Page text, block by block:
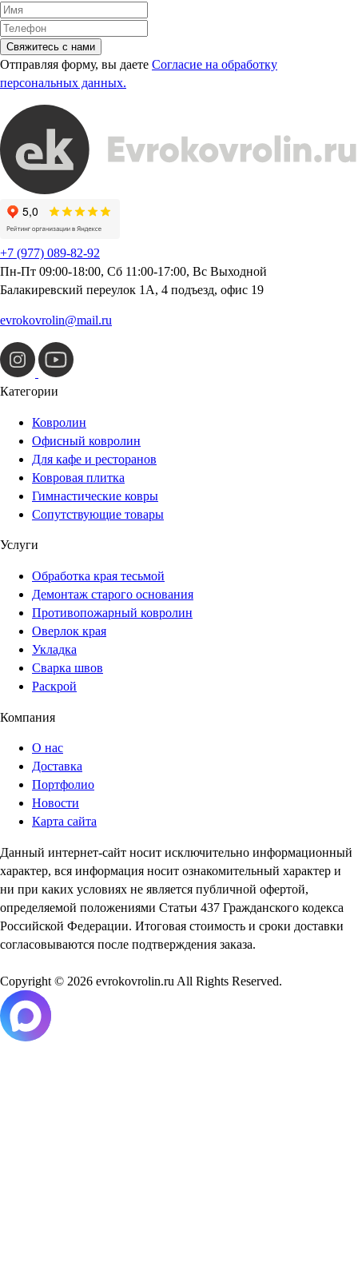
Свяжитесь с нами
Отправляя форму, вы даете Согласие на обработку
персональных данных.
+7 (977) 089-82-92
Пн-Пт 09:00-18:00, Сб 11:00-17:00, Вс Выходной
Балакиревский переулок 1А, 4 подъезд, офис 19
evrokovrolin@mail.ru
Категории
Ковролин
Офисный ковролин
Для кафе и ресторанов
Ковровая плитка
Гимнастические ковры
Сопутствующие товары
Услуги
Обработка края тесьмой
Демонтаж старого основания
Противопожарный ковролин
Оверлок края
Укладка
Сварка швов
Раскрой
Компания
О нас
Доставка
Портфолио
Новости
Карта сайта
Данный интернет-сайт носит исключительно информационный
характер, вся информация носит ознакомительный характер и
ни при каких условиях не является публичной офертой,
определяемой положениями Статьи 437 Гражданского кодекса
Российской Федерации. Итоговая стоимость и сроки доставки
согласовываются после подтверждения заказа.
Copyright © 2026 evrokovrolin.ru All Rights Reserved.